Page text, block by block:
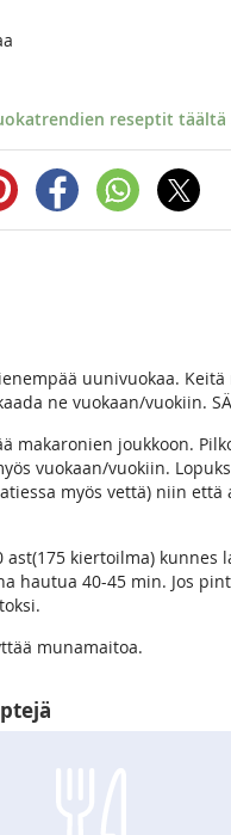
reseptit täältä
uunivuokaa.
ne vuokaan/vuokiin.
makaronien joukkoon.
vuokaan/vuokiin.
myös vettä) niin
ast(175 kiertoilma)
hautua 40-45 min. Jos
munamaitoa.